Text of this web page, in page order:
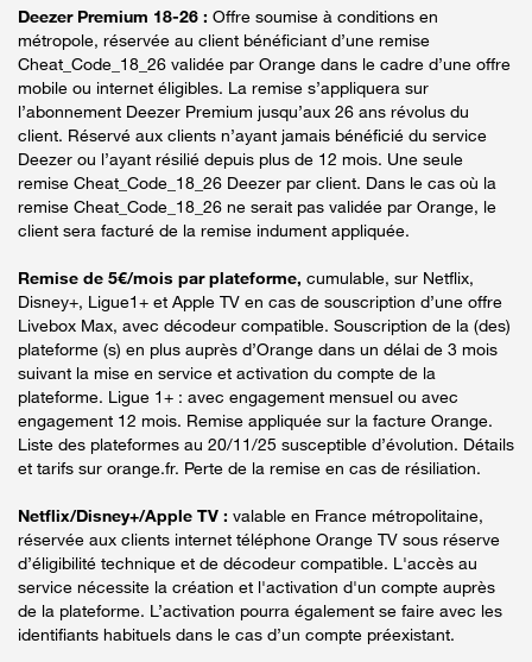
Deezer Premium 18-26 : Offre soumise à conditions en
métropole, réservée au client bénéficiant d’une remise
Cheat_Code_18_26 validée par Orange dans le cadre d’une offre
mobile ou internet éligibles. La remise s’appliquera sur
l’abonnement Deezer Premium jusqu’aux 26 ans révolus du
client. Réservé aux clients n’ayant jamais bénéficié du service
Deezer ou l’ayant résilié depuis plus de 12 mois. Une seule
remise Cheat_Code_18_26 Deezer par client. Dans le cas où la
remise Cheat_Code_18_26 ne serait pas validée par Orange, le
client sera facturé de la remise indument appliquée.
Remise de 5€/mois par plateforme, cumulable, sur Netflix,
Disney+, Ligue1+ et Apple TV en cas de souscription d’une offre
Livebox Max, avec décodeur compatible. Souscription de la (des)
plateforme (s) en plus auprès d’Orange dans un délai de 3 mois
suivant la mise en service et activation du compte de la
plateforme. Ligue 1+ : avec engagement mensuel ou avec
engagement 12 mois. Remise appliquée sur la facture Orange.
Liste des plateformes au 20/11/25 susceptible d’évolution. Détails
et tarifs sur orange.fr. Perte de la remise en cas de résiliation.
Netflix/Disney+/Apple TV : valable en France métropolitaine,
réservée aux clients internet téléphone Orange TV sous réserve
d’éligibilité technique et de décodeur compatible. L'accès au
service nécessite la création et l'activation d'un compte auprès
de la plateforme. L’activation pourra également se faire avec les
identifiants habituels dans le cas d’un compte préexistant.